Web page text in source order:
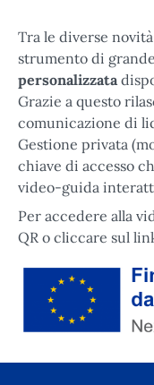
Tra le diverse
strumento di
personalizzata
Grazie a questo
comunicazione di
Gestione privata
chiave di accesso
video-guida
Per accedere alla
QR o cliccare sul
Finanziato